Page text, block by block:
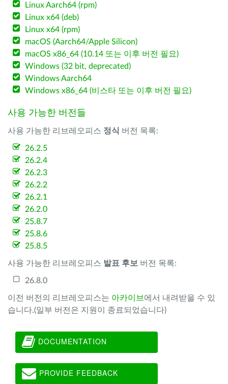
Linux Aarch64 (rpm)
Linux x64 (deb)
Linux x64 (rpm)
macOS (Aarch64/Apple Silicon)
macOS x86_64 (10.14 또는 이후 버전 필요)
Windows (32 bit, deprecated)
Windows Aarch64
Windows x86_64 (비스타 또는 이후 버전 필요)
사용 가능한 버전들
사용 가능한 리브레오피스 정식 버전 목록:
26.2.5
26.2.4
26.2.3
26.2.2
26.2.1
26.2.0
25.8.7
25.8.6
25.8.5
사용 가능한 리브레오피스 발표 후보 버전 목록:
26.8.0
이전 버전의 리브레오피스는 아카이브 에서 내려받을 수 있
습니다.(일부 버전은 지원이 종료되었습니다)
DOCUMENTATION
PROVIDE FEEDBACK